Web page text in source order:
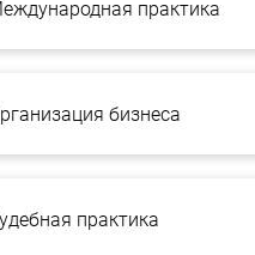
практика
бизнеса
практика